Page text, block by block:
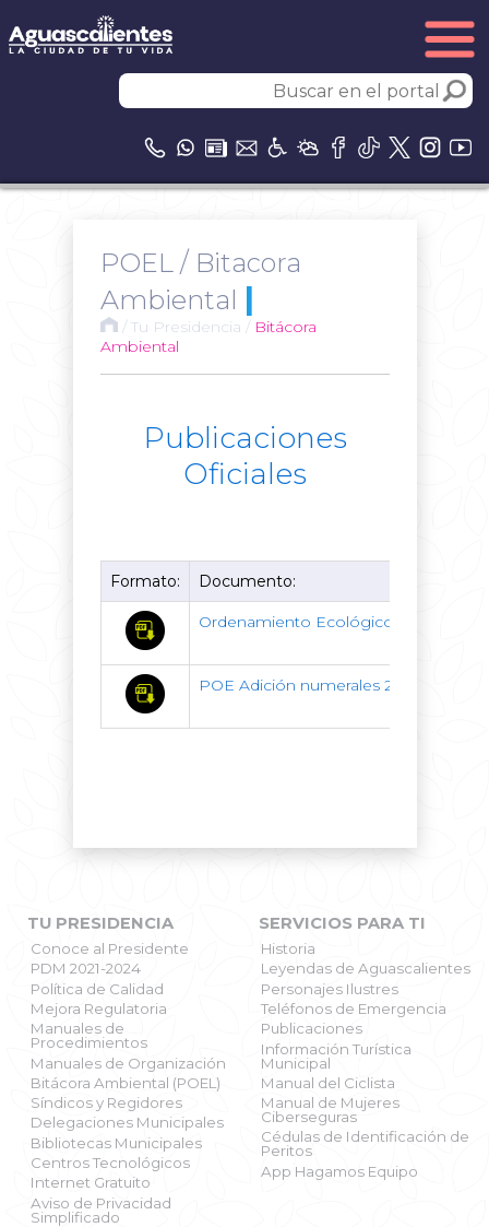
POEL / Bitacora
Ambiental |
/ Tu Presidencia / Bitácora
Ambiental
Publicaciones
Oficiales
Formato: Documento:
Ordenamiento Ecológico 2016.
POE Adición numerales 24 a 33 2017.
TU PRESIDENCIA
Conoce al Presidente
PDM 2021-2024
Política de Calidad
Mejora Regulatoria
Manuales de
Procedimientos
Manuales de Organización
Bitácora Ambiental (POEL)
Síndicos y Regidores
Delegaciones Municipales
Bibliotecas Municipales
Centros Tecnológicos
Internet Gratuito
Aviso de Privacidad
Simplificado
SERVICIOS PARA TI
Historia
Leyendas de Aguascalientes
Personajes Ilustres
Teléfonos de Emergencia
Publicaciones
Información Turística
Municipal
Manual del Ciclista
Manual de Mujeres
Ciberseguras
Cédulas de Identificación de
Peritos
App Hagamos Equipo
X